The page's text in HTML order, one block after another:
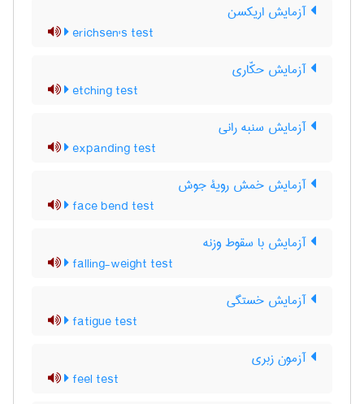
آزمایش اریکسن
erichsen's test
آزمایش حکّاری
etching test
آزمایش سنبه رانی
expanding test
آزمایش خمش رویۀ جوش
face bend test
آزمایش با سقوط وزنه
falling-weight test
آزمایش خستگی
fatigue test
آزمون زبری
feel test